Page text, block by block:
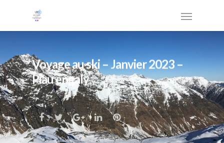
Voyage au ski – Janvier 2023 –
Piau engaly